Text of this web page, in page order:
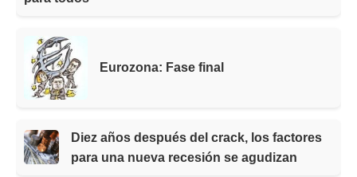
Eurozona: Fase final
Diez años después del crack, los factores
para una nueva recesión se agudizan